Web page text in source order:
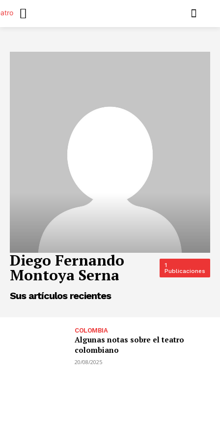
Diego Fernando
Montoya Serna
1
Publicaciones
Sus artículos recientes
COLOMBIA
Algunas notas sobre el teatro
colombiano
20/08/2025